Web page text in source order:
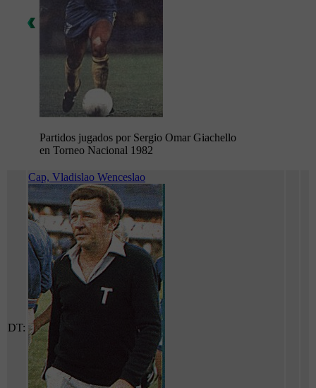
Partidos jugados por Sergio Omar Giachello
en Torneo Nacional 1982
DT:
Cap, Vladislao Wenceslao